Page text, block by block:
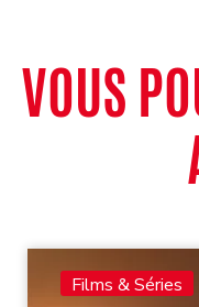
VOUS
Films & Séries